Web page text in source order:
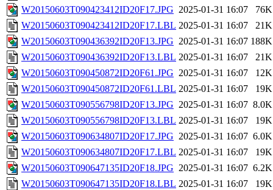
W20150603T090423412ID20F17.JPG 2025-01-31 16:07
76K
W20150603T090423412ID20F17.LBL 2025-01-31 16:07
21K
W20150603T090436392ID20F13.JPG 2025-01-31 16:07 188K
W20150603T090436392ID20F13.LBL 2025-01-31 16:07
21K
W20150603T090450872ID20F61.JPG 2025-01-31 16:07
12K
W20150603T090450872ID20F61.LBL 2025-01-31 16:07
19K
W20150603T090556798ID20F13.JPG 2025-01-31 16:07 8.0K
W20150603T090556798ID20F13.LBL 2025-01-31 16:07
19K
W20150603T090634807ID20F17.JPG 2025-01-31 16:07 6.0K
W20150603T090634807ID20F17.LBL 2025-01-31 16:07
19K
W20150603T090647135ID20F18.JPG 2025-01-31 16:07 6.2K
W20150603T090647135ID20F18.LBL 2025-01-31 16:07
19K